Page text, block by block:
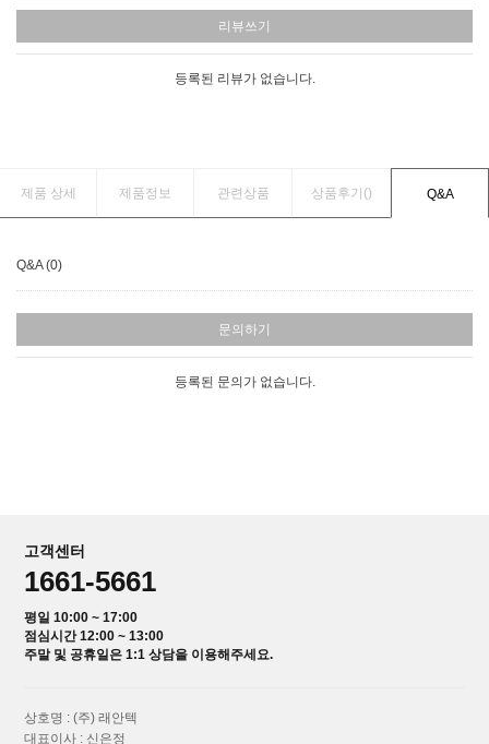
리뷰쓰기
등록된 리뷰가 없습니다.
제품 상세 제품정보 관련상품 상품후기() Q&A
Q&A (0)
문의하기
등록된 문의가 없습니다.
고객센터
1661-5661
평일 10:00 ~ 17:00
점심시간 12:00 ~ 13:00
주말 및 공휴일은 1:1 상담을 이용해주세요.
상호명 : (주) 래안텍
대표이사 : 신은정